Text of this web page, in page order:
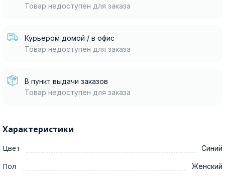
Товар недоступен для заказа
Курьером домой / в офис
Товар недоступен для заказа
В пункт выдачи заказов
Товар недоступен для заказа
Характеристики
Цвет Синий
Пол Женский